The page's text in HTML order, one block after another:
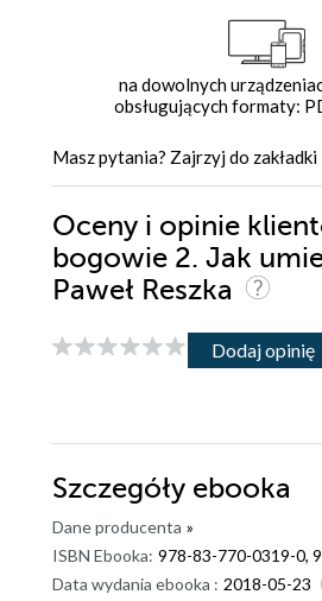
na dowolnych
obsługujących formaty:
Masz pytania? Zajrzyj do zakładki
Oceny i opinie
bogowie 2. Jak
Paweł Reszka
Dodaj opinię
Szczegóły ebooka
Dane producenta »
ISBN Ebooka: 978-83-770-0319-0,
Data wydania ebooka : 2018-05-23